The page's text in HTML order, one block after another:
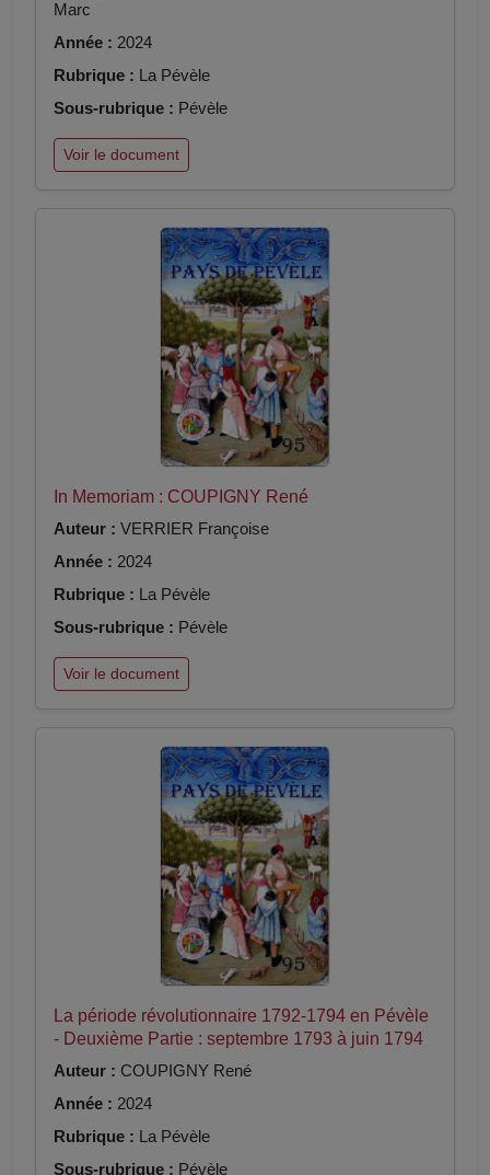
Marc
Année : 2024
Rubrique : La Pévèle
Sous-rubrique : Pévèle
Voir le document
In Memoriam : COUPIGNY René
Auteur : VERRIER Françoise
Année : 2024
Rubrique : La Pévèle
Sous-rubrique : Pévèle
Voir le document
La période révolutionnaire 1792-1794 en Pévèle
- Deuxième Partie : septembre 1793 à juin 1794
Auteur : COUPIGNY René
Année : 2024
Rubrique : La Pévèle
Sous-rubrique : Pévèle